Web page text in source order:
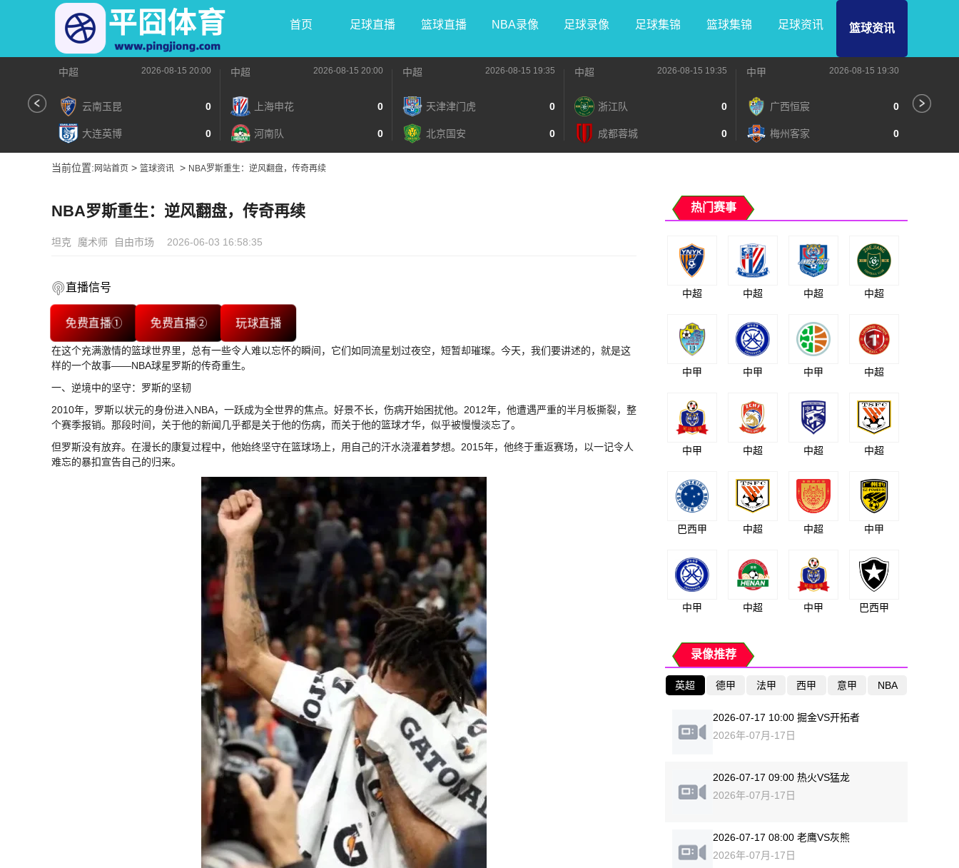
首页 足球直播 篮球直播 NBA录像 足球录像 足球集锦 篮球集锦 足球资讯 篮球资讯
中超 2026-08-15 20:00
云南玉昆 0
大连英博 0
中超 2026-08-15 20:00
上海申花 0
河南队 0
中超 2026-08-15 19:35
天津津门虎 0
北京国安 0
中超 2026-08-15 19:35
浙江队 0
成都蓉城 0
中甲 2026-08-15 19:30
广西恒宸 0
梅州客家 0
当前位置: 网站首页 > 篮球资讯 > NBA罗斯重生：逆风翻盘，传奇再续
NBA罗斯重生：逆风翻盘，传奇再续
坦克 魔术师 自由市场 2026-06-03 16:58:35
直播信号
免费直播① 免费直播② 玩球直播
在这个充满激情的篮球世界里，总有一些令人难以忘怀的瞬间，它们如同流星划过夜空，短暂却璀璨。今天，我们要讲述的，就是这
样的一个故事——NBA球星罗斯的传奇重生。
一、逆境中的坚守：罗斯的坚韧
2010年，罗斯以状元的身份进入NBA，一跃成为全世界的焦点。好景不长，伤病开始困扰他。2012年，他遭遇严重的半月板撕裂，整
个赛季报销。那段时间，关于他的新闻几乎都是关于他的伤病，而关于他的篮球才华，似乎被慢慢淡忘了。
但罗斯没有放弃。在漫长的康复过程中，他始终坚守在篮球场上，用自己的汗水浇灌着梦想。2015年，他终于重返赛场，以一记令人
难忘的暴扣宣告自己的归来。
热门赛事
中超 中超 中超 中超
中甲 中甲 中甲 中超
中甲 中超 中超 中超
巴西甲 中超 中超 中甲
中甲 中超 中甲 巴西甲
录像推荐
英超 德甲 法甲 西甲 意甲 NBA
2026-07-17 10:00 掘金VS开拓者
2026年-07月-17日
2026-07-17 09:00 热火VS猛龙
2026年-07月-17日
2026-07-17 08:00 老鹰VS灰熊
2026年-07月-17日